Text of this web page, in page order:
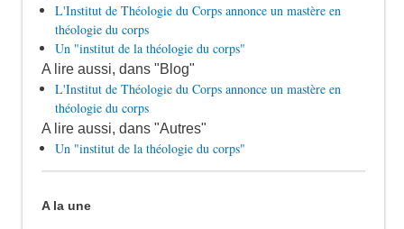
L'Institut de Théologie du Corps annonce un mastère en
théologie du corps
Un "institut de la théologie du corps"
A lire aussi, dans "Blog"
L'Institut de Théologie du Corps annonce un mastère en
théologie du corps
A lire aussi, dans "Autres"
Un "institut de la théologie du corps"
A la une